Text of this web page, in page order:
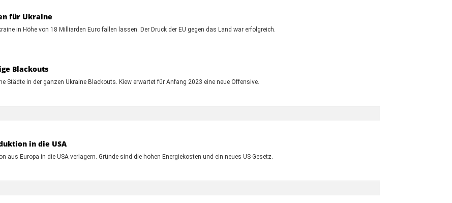
für Ukraine
in Höhe von 18 Milliarden Euro fallen lassen. Der Druck der EU gegen das Land war erfolgreich.
Blackouts
Städte in der ganzen Ukraine Blackouts. Kiew erwartet für Anfang 2023 eine neue Offensive.
in die USA
aus Europa in die USA verlagern. Gründe sind die hohen Energiekosten und ein neues US-Gesetz.